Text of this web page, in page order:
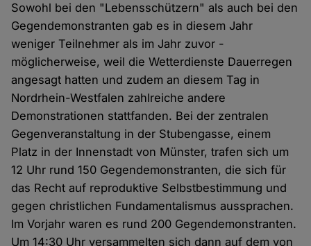
Sowohl bei den "Lebensschützern" als auch bei den
Gegendemonstranten gab es in diesem Jahr
weniger Teilnehmer als im Jahr zuvor -
möglicherweise, weil die Wetterdienste Dauerregen
angesagt hatten und zudem an diesem Tag in
Nordrhein-Westfalen zahlreiche andere
Demonstrationen stattfanden. Bei der zentralen
Gegenveranstaltung in der Stubengasse, einem
Platz in der Innenstadt von Münster, trafen sich um
12 Uhr rund 150 Gegendemonstranten, die sich für
das Recht auf reproduktive Selbstbestimmung und
gegen christlichen Fundamentalismus aussprachen.
Im Vorjahr waren es rund 200 Gegendemonstranten.
Um 14:30 Uhr versammelten sich dann auf dem von